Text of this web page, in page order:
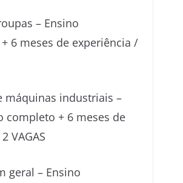
– Ensino
6 meses de experiência /
máquinas industriais –
completo + 6 meses de
VAGAS
geral – Ensino